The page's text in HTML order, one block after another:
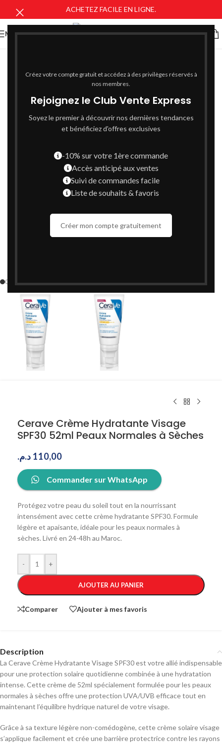
Créez votre compte gratuit et accédez à des privilèges réservés à
nos membres.
Rejoignez le Club Vente Express
Soyez le premier à découvrir nos dernières tendances
et bénéficiez d'offres exclusives
-10% sur votre 1ère commande
Accès anticipé aux ventes
Suivi de commandes facile
Liste de souhaits & favoris
Créer mon compte gratuitement
ACHETEZ FACILE EN LIGNE.
MENU
Cerave Crème Hydratante Visage
SPF30 52ml Peaux Normales à Sèches
110,00 د.م.
Commander sur WhatsApp
Protégez votre peau du soleil tout en la nourrissant
intensément avec cette crème hydratante SPF30. Formule
légère et apaisante, idéale pour les peaux normales à
sèches. Livré en 24-48h au Maroc.
- +
AJOUTER AU PANIER
Comparer Ajouter à mes favoris
Description
La Cerave Crème Hydratante Visage SPF30 est votre allié indispensable
pour une protection solaire quotidienne combinée à une hydratation
intense. Cette crème de 52ml spécialement formulée pour les peaux
normales à sèches offre une protection UVA/UVB efficace tout en
maintenant l’équilibre hydrique naturel de votre visage.
Grâce à sa texture légère non-comédogène, cette crème solaire visage
s’applique facilement et crée une barrière protectrice contre les rayons